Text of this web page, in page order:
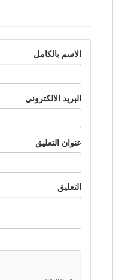
الاسم بالكامل
البريد الالكتروني
عنوان التعليق
التعليق